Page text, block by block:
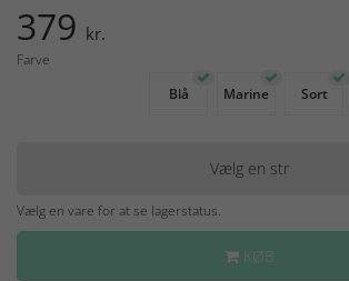
379 kr.
Farve
Blå
Marine Sort
Vælg en str
Vælg en vare for at se lagerstatus.
KØB